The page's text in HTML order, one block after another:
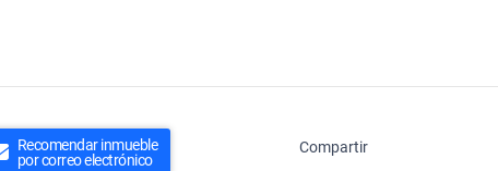
Recomendar inmueble
por correo electrónico
Compartir